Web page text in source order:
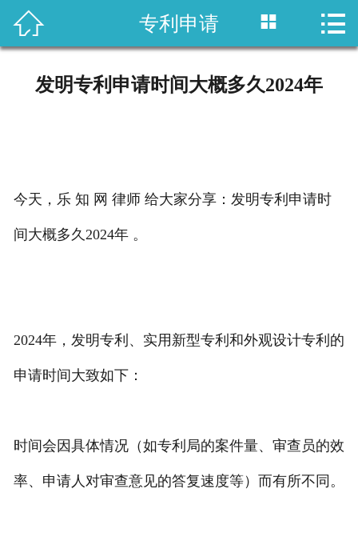
 首页
 专利申请  
发明专利申请时间大概多久2024年
今天，乐 知 网 律师 给大家分享：发明专利申请时
间大概多久2024年 。
2024年，发明专利、实用新型专利和外观设计专利的
申请时间大致如下：
时间会因具体情况（如专利局的案件量、审查员的效
率、申请人对审查意见的答复速度等）而有所不同。